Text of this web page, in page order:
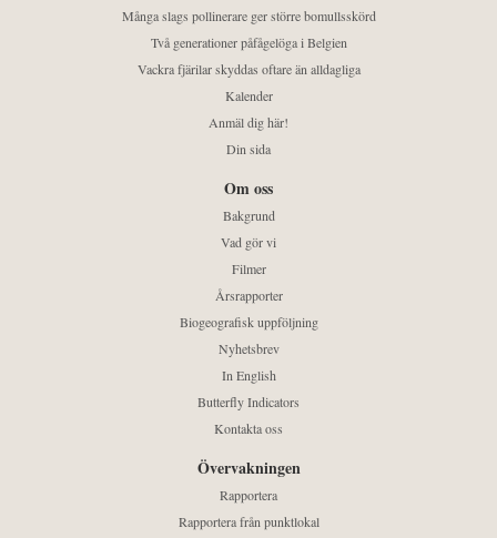
Många slags pollinerare ger större bomullsskörd
Två generationer påfågelöga i Belgien
Vackra fjärilar skyddas oftare än alldagliga
Kalender
Anmäl dig här!
Din sida
Om oss
Bakgrund
Vad gör vi
Filmer
Årsrapporter
Biogeografisk uppföljning
Nyhetsbrev
In English
Butterfly Indicators
Kontakta oss
Övervakningen
Rapportera
Rapportera från punktlokal